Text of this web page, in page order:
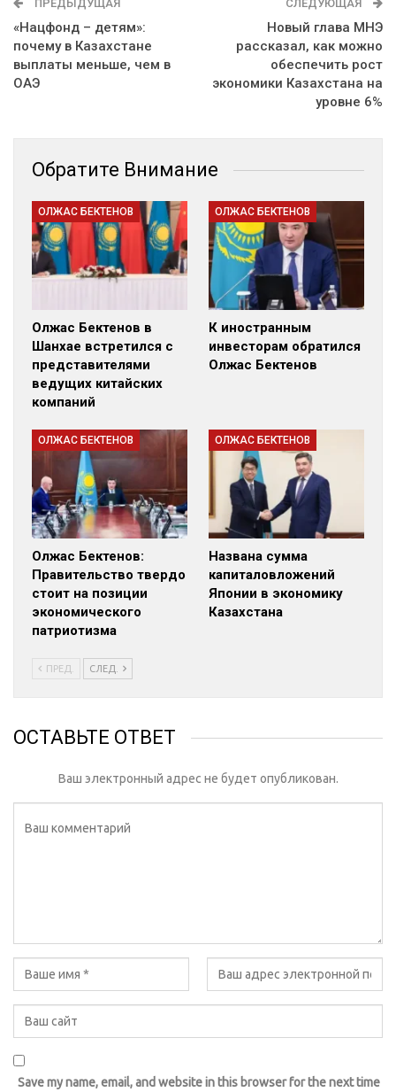
ПРЕДЫДУЩАЯ
«Нацфонд – детям»:
почему в Казахстане
выплаты меньше, чем в
ОАЭ
СЛЕДУЮЩАЯ
Новый глава МНЭ
рассказал, как можно
обеспечить рост
экономики Казахстана на
уровне 6%
Обратите Внимание
ОЛЖАС БЕКТЕНОВ
Олжас Бектенов в
Шанхае встретился с
представителями
ведущих китайских
компаний
ОЛЖАС БЕКТЕНОВ
К иностранным
инвесторам обратился
Олжас Бектенов
ОЛЖАС БЕКТЕНОВ
Олжас Бектенов:
Правительство твердо
стоит на позиции
экономического
патриотизма
ОЛЖАС БЕКТЕНОВ
Названа сумма
капиталовложений
Японии в экономику
Казахстана
ПРЕД. СЛЕД.
ОСТАВЬТЕ ОТВЕТ
Ваш электронный адрес не будет опубликован.
Save my name, email, and website in this browser for the next time